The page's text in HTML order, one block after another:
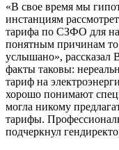
«В свое время мы
инстанциям
тарифа по СЗФО для
понятным причинам
услышано»,
факты таковы:
тариф на
хорошо понимают
могла никому
тарифы.
подчеркнул